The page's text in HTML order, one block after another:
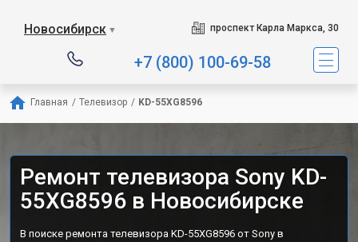
Новосибирск ▼ проспект Карла Маркса, 30
+7 (800) 100-69-58
Главная / Телевизор / KD-55XG8596
Ремонт телевизора Sony KD-
55XG8596 в Новосибирске
В поиске ремонта телевизора KD-55XG8596 от Sony в